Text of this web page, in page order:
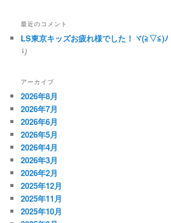
最近のコメント
LS東京キッズお疲れ様でした！ヾ(≧▽≦)ﾉ
り
アーカイブ
2026年8月
2026年7月
2026年6月
2026年5月
2026年4月
2026年3月
2026年2月
2025年12月
2025年11月
2025年10月